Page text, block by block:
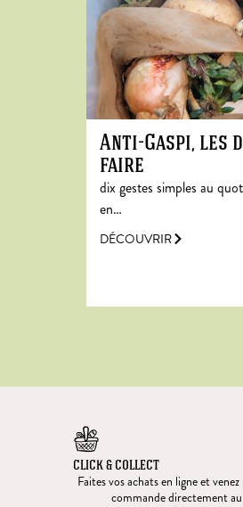
Anti-Gaspi, les
faire
dix gestes simples au
en…
DÉCOUVRIR
CLICK & COLLECT
Faites vos achats en ligne et
commande directement au